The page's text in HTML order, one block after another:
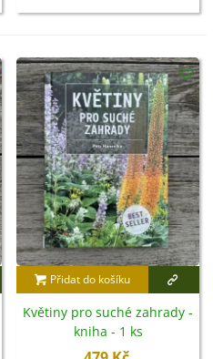
Přidat do košíku
Květiny pro suché zahrady -
kniha - 1 ks